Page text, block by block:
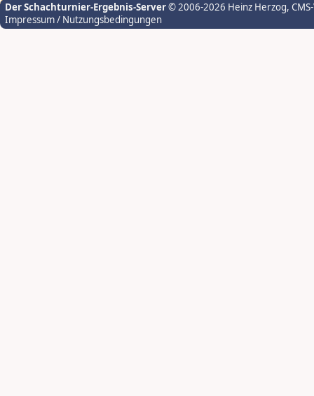
Der Schachturnier-Ergebnis-Server© 2006-2026 Heinz Herzog,
Impressum / Nutzungsbedingungen